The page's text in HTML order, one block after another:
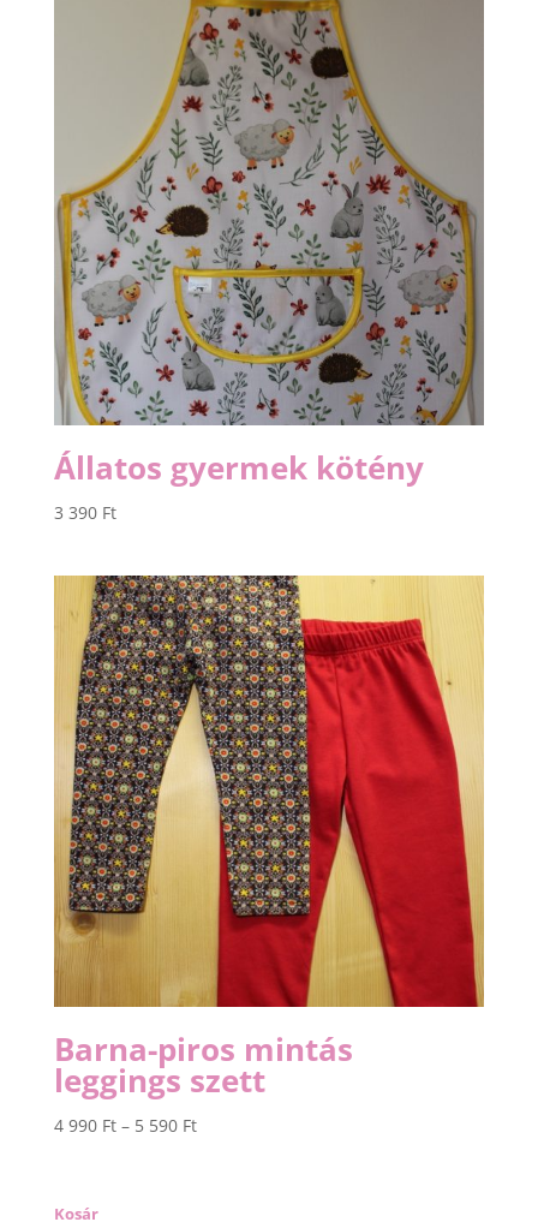
-
3
990 Ft
Állatos gyermek kötény
3 390 Ft
Barna-piros mintás
leggings szett
4 990 Ft – 5 590 FtÁrtartomány:
Kosár